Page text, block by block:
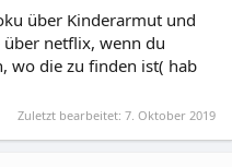
über Kinderarmut und
über netflix, wenn du
wo die zu finden ist( hab
Zuletzt bearbeitet: 7. Oktober 2019